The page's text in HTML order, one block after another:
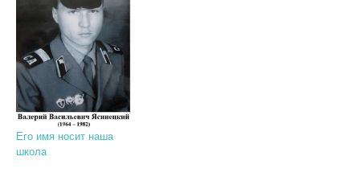
Его имя носит наша
школа